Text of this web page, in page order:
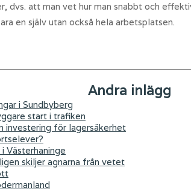
dvs. att man vet hur man snabbt och
en själv utan också hela arbetsplatsen.
Andra inlägg
i Sundbyberg
start i trafiken
investering för lagersäkerhet
Västerhaninge
skiljer agnarna från vetet